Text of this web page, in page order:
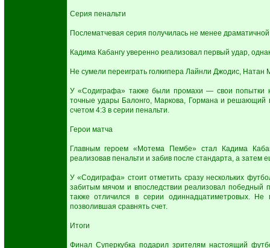
Серия пенальти
Послематчевая серия получилась не менее
Кадима Кабангу уверенно реализовал первый удар,
Не сумели переиграть голкипера Лайнли Джодис,
У «Содиграфа» также были промахи — свои
точные удары Балонго, Маркова, Гормана и решающий
счетом 4:3 в серии пенальти.
Герои матча
Главным героем «Мотема Пембе» стал Кадима
реализовав пенальти и забив после стандарта, а
У «Содиграфа» стоит отметить сразу нескольких
забитым мячом и впоследствии реализовал победный
также отличился в серии одиннадцатиметровых.
позволившая сравнять счет.
Итоги
Финал Суперкубка подарил зрителям настоящий